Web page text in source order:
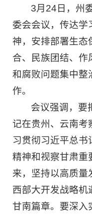
3月24日，州
委会会议，传达学
神，安排部署生态
合、民族团结、作
和腐败问题集中整
作。
会议强调，要
记在贵州、云南考
习贯彻习近平总书
精神和视察甘肃重
来，坚持以高质量
西部大开发战略机
甘南篇章。要深入